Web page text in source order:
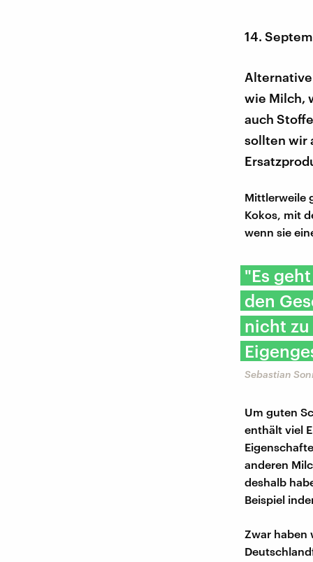
14.
wie Milch,
auch
sollten wir
Mittlerweile
Kokos, mit
wenn sie
"Es
den
nicht zu
Sebastian
Um guten
enthält viel
anderen
deshalb
Beispiel
Zwar haben